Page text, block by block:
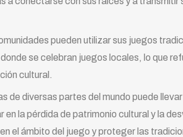
pueden utilizar sus juegos
se celebran juegos locales, lo que
cultural.
diversas partes del mundo puede
la pérdida de patrimonio cultural y la
el ámbito del juego y proteger las